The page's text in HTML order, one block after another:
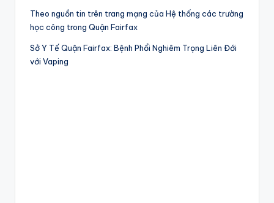
Theo nguồn tin trên trang mạng của Hệ thống các trường
học công trong Quận Fairfax
Sở Y Tế Quận Fairfax: Bệnh Phổi Nghiêm Trọng Liên Đới
với Vaping